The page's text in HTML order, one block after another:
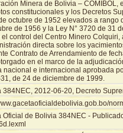
Minera de Bolivia – COMIBOL,
constitucionales y los Decretos
octubre de 1952 elevados a rango
de 1956 y la Ley N° 3720 de 31
el control del Centro Minero Colquiri,
directa sobre los
Contrato de Arrendamiento de
en el marco de la
nacional e internacional aprobada
de 24 de diciembre de 1999.
384NEC, 2012-06-20, Decreto
Oficial de Bolivia 384NEC -